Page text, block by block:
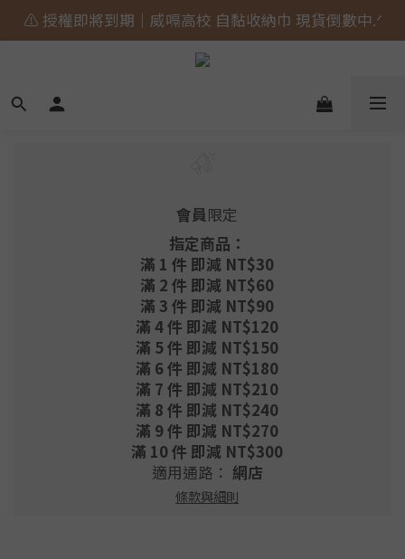
🎀 蝴蝶結貓貓的大人系日常 新上市⋆˚𝜗𝜚˚⋆
⚠️ 授權即將到期｜威嗝高校 自黏收納巾 現貨倒數中.ᐟ
🎀 蝴蝶結貓貓的大人系日常 新上市⋆˚𝜗𝜚˚⋆
會員限定
指定商品：
滿 1 件 即減 NT$30
滿 2 件 即減 NT$60
滿 3 件 即減 NT$90
滿 4 件 即減 NT$120
滿 5 件 即減 NT$150
滿 6 件 即減 NT$180
滿 7 件 即減 NT$210
滿 8 件 即減 NT$240
滿 9 件 即減 NT$270
滿 10 件 即減 NT$300
適用通路： 網店
條款與細則